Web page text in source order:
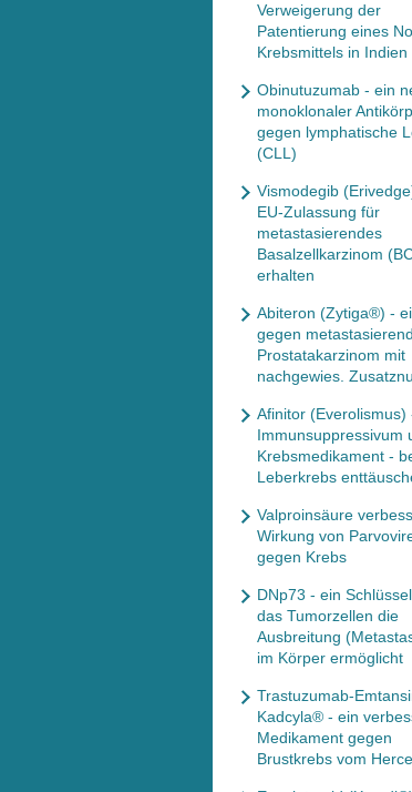
Verweigerung der
Patentierung eines
Krebsmittels in Indien
Obinutuzumab - ein
monoklonaler
gegen lymphatische
(CLL)
Vismodegib
EU-Zulassung für
metastasierendes
Basalzellkarzinom
erhalten
Abiteron (Zytiga®) -
gegen
Prostatakarzinom mit
nachgewies.
Afinitor (Everolismus)
Immunsuppressivum
Krebsmedikament -
Leberkrebs
Valproinsäure
Wirkung von
gegen Krebs
DNp73 - ein
das Tumorzellen die
Ausbreitung
im Körper ermöglicht
Trastuzumab-
Kadcyla® - ein
Medikament gegen
Brustkrebs vom